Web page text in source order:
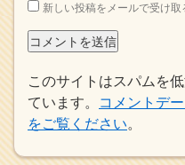
新しい投稿をメールで受け取
このサイトはスパムを
ています。
コメントデ
をご覧ください。